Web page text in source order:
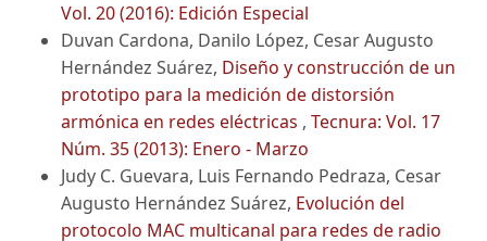
Vol. 20 (2016): Edición Especial
Duvan Cardona, Danilo López, Cesar Augusto
Hernández Suárez, Diseño y construcción de un
prototipo para la medición de distorsión
armónica en redes eléctricas , Tecnura: Vol. 17
Núm. 35 (2013): Enero - Marzo
Judy C. Guevara, Luis Fernando Pedraza, Cesar
Augusto Hernández Suárez, Evolución del
protocolo MAC multicanal para redes de radio